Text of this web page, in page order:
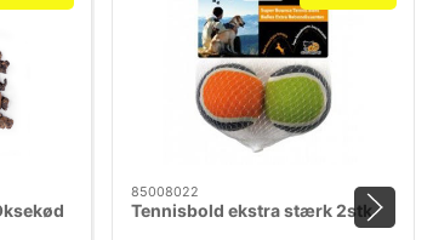
85008022
Tennisbold ekstra stærk 2stk